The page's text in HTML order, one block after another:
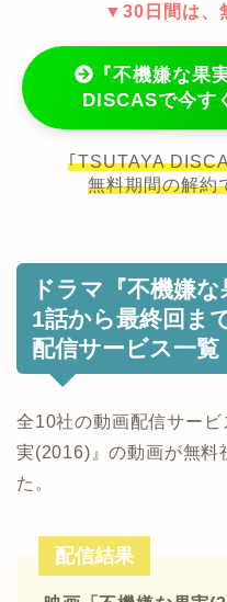
▼30日間は、
『不機嫌な果
DISCASで今す
｢TSUTAYA
無料期間の解約
ドラマ『不機嫌
1話から最終回ま
配信サービス一覧
全10社の動画配信サー
実(2016)』の動画が無料
た。
配信結果